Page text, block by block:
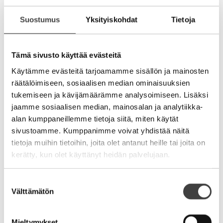
Suostumus Yksityiskohdat Tietoja
Tämä sivusto käyttää evästeitä
Käytämme evästeitä tarjoamamme sisällön ja mainosten
räätälöimiseen, sosiaalisen median ominaisuuksien
tukemiseen ja kävijämäärämme analysoimiseen. Lisäksi
jaamme sosiaalisen median, mainosalan ja analytiikka-
alan kumppaneillemme tietoja siitä, miten käytät
sivustoamme. Kumppanimme voivat yhdistää näitä
tietoja muihin tietoihin, joita olet antanut heille tai joita on
kerätty, kun olet käyttänyt heidän palvelujaan.
valinta
Välttämätön
ja kierrätetty auto korkeimmasta autoveroasteesta.
Suositaan kierrättämistä ja kehittämistä jatkuvan
valmistetusta todellinen hyve.
Huomasin matkan varrella, ettei vanhat käsitykset
vastuullisuudesta oikein taida pitää enää paikkaansa.
Sinä joka älähdit yksilönvapautta vastaan, kysy
itseltäsi mitä vapautta on lupa tuhota itseään,
terveyttä, taloutta, yhteiskuntaa ja tulevien
sukupolvien mahdollisuuksia osana kulutusjuhlia.
Maailma, aika ja ajattelu on syytä muuttaa. Meillä on
pieni kansa ja ketteryyttä toteuttaa tarpeen sitä
vaatiessa. Nyt olisi aika ajatella vastuullisuus aivan
maailman parhaita ja tehdään Suomesta